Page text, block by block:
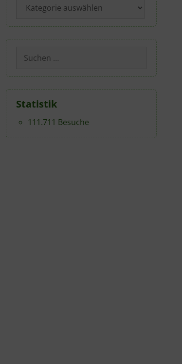
Suchen
nach:
Statistik
111.711 Besuche